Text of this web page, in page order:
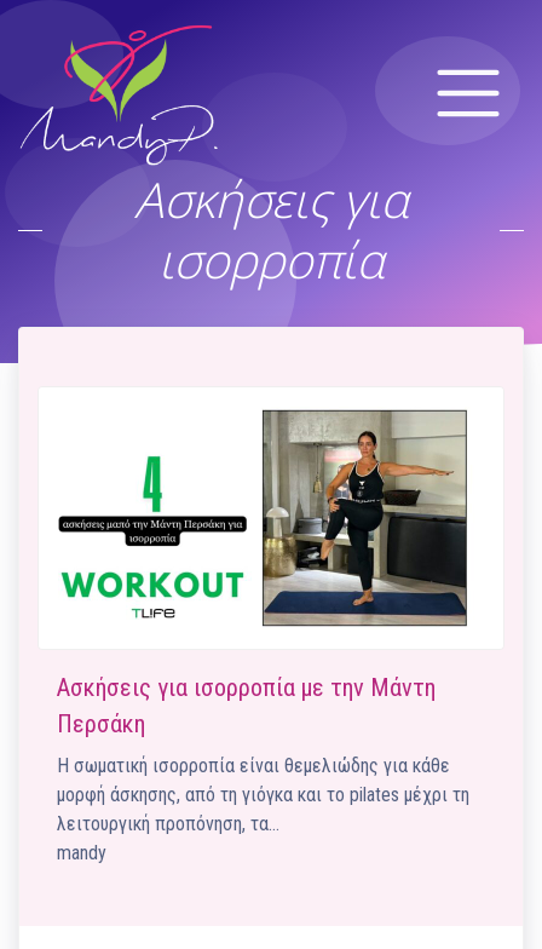
Ασκήσεις για
ισορροπία
Ασκήσεις για ισορροπία με την Μάντη
Περσάκη
Η σωματική ισορροπία είναι θεμελιώδης για κάθε
μορφή άσκησης, από τη γιόγκα και το pilates μέχρι τη
λειτουργική προπόνηση, τα…
mandy